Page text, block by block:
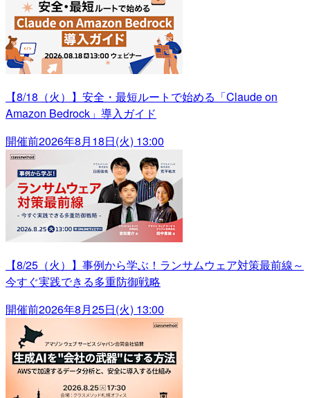
【8/18（火）】安全・最短ルートで始める「Claude on
Amazon Bedrock」導入ガイド
開催前2026年8月18日(火) 13:00
【8/25（火）】事例から学ぶ！ランサムウェア対策最前線～
今すぐ実践できる多重防御戦略
開催前2026年8月25日(火) 13:00